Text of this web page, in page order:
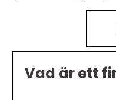
Vad är ett